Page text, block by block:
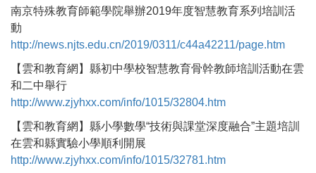
南京特殊教育師範學院舉辦2019年度智慧教育系列培訓活
動
http://news.njts.edu.cn/2019/0311/c44a42211/page.htm
【雲和教育網】縣初中學校智慧教育骨幹教師培訓活動在雲
和二中舉行
http://www.zjyhxx.com/info/1015/32804.htm
【雲和教育網】縣小學數學“技術與課堂深度融合”主題培訓
在雲和縣實驗小學順利開展
http://www.zjyhxx.com/info/1015/32781.htm